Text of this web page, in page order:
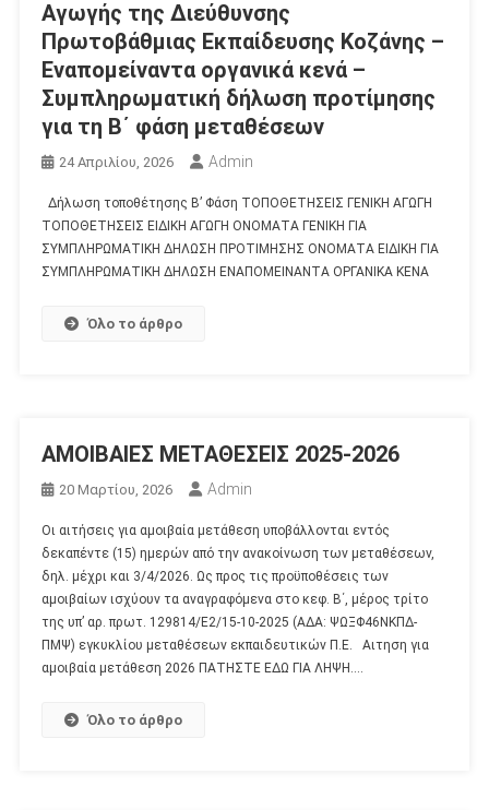
Αγωγής της Διεύθυνσης
Πρωτοβάθμιας Εκπαίδευσης Κοζάνης –
Εναπομείναντα οργανικά κενά –
Συμπληρωματική δήλωση προτίμησης
για τη Β΄ φάση μεταθέσεων
24 Απριλίου, 2026 Admin
Δήλωση τοποθέτησης Β’ Φάση ΤΟΠΟΘΕΤΗΣΕΙΣ ΓΕΝΙΚΗ ΑΓΩΓΗ
ΤΟΠΟΘΕΤΗΣΕΙΣ ΕΙΔΙΚΗ ΑΓΩΓΗ ΟΝΟΜΑΤΑ ΓΕΝΙΚΗ ΓΙΑ
ΣΥΜΠΛΗΡΩΜΑΤΙΚΗ ΔΗΛΩΣΗ ΠΡΟΤΙΜΗΣΗΣ ΟΝΟΜΑΤΑ ΕΙΔΙΚΗ ΓΙΑ
ΣΥΜΠΛΗΡΩΜΑΤΙΚΗ ΔΗΛΩΣΗ ΕΝΑΠΟΜΕΙΝΑΝΤΑ ΟΡΓΑΝΙΚΑ ΚΕΝΑ
Όλο το άρθρο
AMOIBAIΕΣ ΜΕΤΑΘΕΣΕΙΣ 2025-2026
20 Μαρτίου, 2026 Admin
Οι αιτήσεις για αμοιβαία μετάθεση υποβάλλονται εντός
δεκαπέντε (15) ημερών από την ανακοίνωση των μεταθέσεων,
δηλ. μέχρι και 3/4/2026. Ως προς τις προϋποθέσεις των
αμοιβαίων ισχύουν τα αναγραφόμενα στο κεφ. Β΄, μέρος τρίτο
της υπ’ αρ. πρωτ. 129814/Ε2/15-10-2025 (ΑΔΑ: ΨΩΞΦ46ΝΚΠΔ-
ΠΜΨ) εγκυκλίου μεταθέσεων εκπαιδευτικών Π.Ε. Αιτηση για
αμοιβαία μετάθεση 2026 ΠΑΤΗΣΤΕ ΕΔΩ ΓΙΑ ΛΗΨΗ….
Όλο το άρθρο